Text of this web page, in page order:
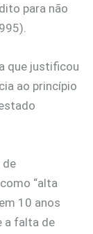
para não
que justificou
ao princípio
de
“alta
10 anos
a falta de